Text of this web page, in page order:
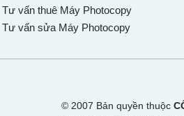
Tư vấn thuê Máy Photocopy
Tư vấn sửa Máy Photocopy
© 2007 Bản quyền thuộc